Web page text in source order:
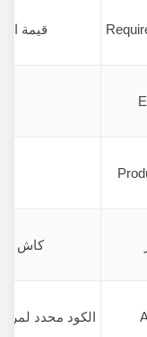
قيمة
كاش (Cache) في المتصفح أو خطأ تقني
الكود محدد